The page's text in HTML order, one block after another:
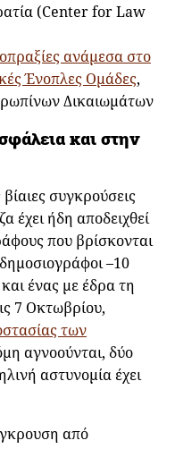
(Center for Law
ανάμεσα στο
Ένοπλες Ομάδες,
Δικαιωμάτων
και στην
συγκρούσεις
έχει ήδη αποδειχθεί
που βρίσκονται
–10
ένας με έδρα τη
7 Οκτωβρίου,
των
αγνοούνται, δύο
αστυνομία έχει
από